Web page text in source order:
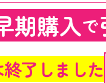
期購入で
了しました